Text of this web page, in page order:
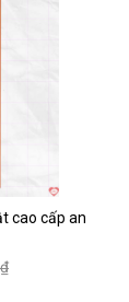
cao cấp an